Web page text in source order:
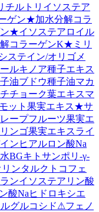
チル トリイソステア
ゲン★加水分解コラ
★イソステアロイル
コラーゲンK★ ミリ
システイン/オリゴメ
ルキノア種子エキス
油ブドウ種子油マカ
チョーク葉エキスマ
ット果実エキス★サ
ープフルーツ果実エ
リンゴ果実エキスライ
ン ヒアルロン酸Na
水BGキトサンポリ-γ-
リンタルク トコフェ
ンイソステアリン酸
酸Na ヒドロキシエ
グルコシド⚠フェノ